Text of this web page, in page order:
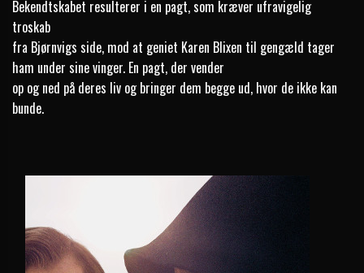
Bekendtskabet resulterer i en pagt, som kræver ufravigelig
troskab
fra Bjørnvigs side, mod at geniet Karen Blixen til gengæld tager
ham under sine vinger. En pagt, der vender
op og ned på deres liv og bringer dem begge ud, hvor de ikke kan
bunde.